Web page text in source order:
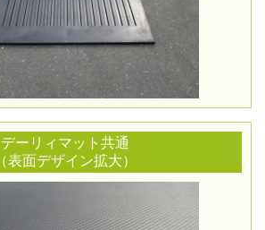
デーリィマット共通
（表面デザイン拡大）